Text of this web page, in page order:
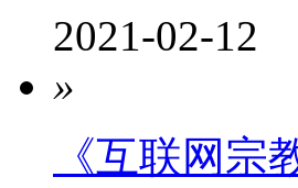
2021-02-12
»
《互联网